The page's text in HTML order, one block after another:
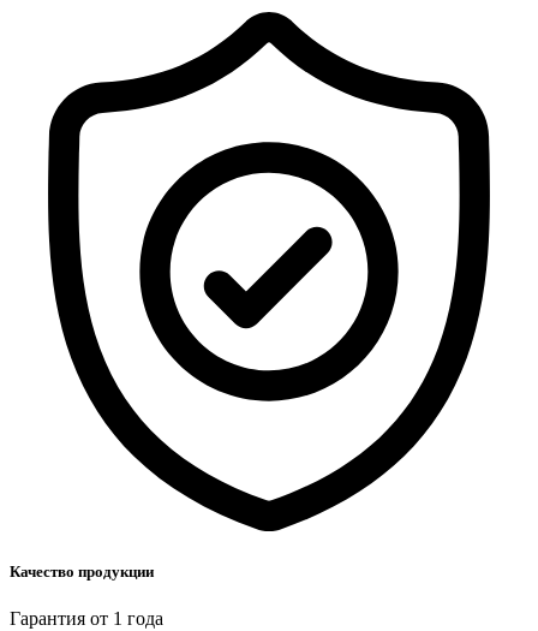
Качество продукции
Гарантия от 1 года